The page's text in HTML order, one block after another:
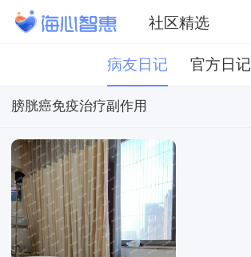
社区精选
病友日记 官方日记
膀胱癌免疫治疗副作用